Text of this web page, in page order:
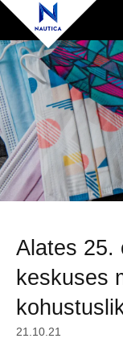
Alates 25.
keskuses
21.10.21